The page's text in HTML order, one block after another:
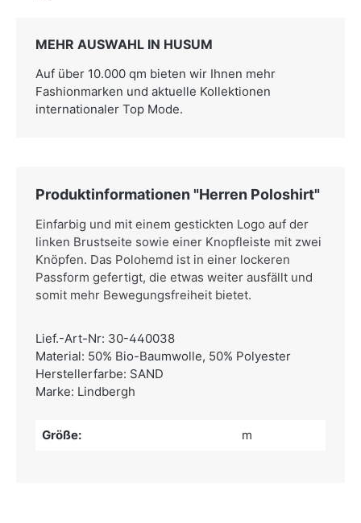
MEHR AUSWAHL IN HUSUM
Auf über 10.000 qm bieten wir Ihnen mehr
Fashionmarken und aktuelle Kollektionen
internationaler Top Mode.
Produktinformationen "Herren Poloshirt"
Einfarbig und mit einem gestickten Logo auf der
linken Brustseite sowie einer Knopfleiste mit zwei
Knöpfen. Das Polohemd ist in einer lockeren
Passform gefertigt, die etwas weiter ausfällt und
somit mehr Bewegungsfreiheit bietet.
Lief.-Art-Nr: 30-440038
Material: 50% Bio-Baumwolle, 50% Polyester
Herstellerfarbe: SAND
Marke: Lindbergh
Größe: m